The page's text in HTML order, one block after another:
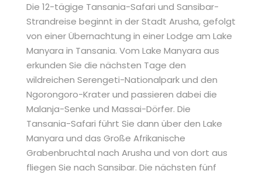
Die 12-tägige Tansania-Safari und Sansibar-
Strandreise beginnt in der Stadt Arusha, gefolgt
von einer Übernachtung in einer Lodge am Lake
Manyara in Tansania. Vom Lake Manyara aus
erkunden Sie die nächsten Tage den
wildreichen Serengeti-Nationalpark und den
Ngorongoro-Krater und passieren dabei die
Malanja-Senke und Massai-Dörfer. Die
Tansania-Safari führt Sie dann über den Lake
Manyara und das Große Afrikanische
Grabenbruchtal nach Arusha und von dort aus
fliegen Sie nach Sansibar. Die nächsten fünf